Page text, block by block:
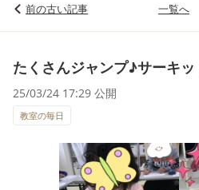
前の古い記事 一覧へ
たくさんジャンプ♪サーキ
25/03/24 17:29 公開
教室の毎日